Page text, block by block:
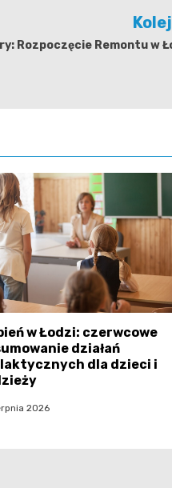
Rozpoczęcie Remontu w
w Łodzi: czerwcowe
działań
dla dzieci i
2026